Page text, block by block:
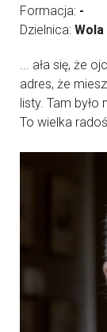
Formacja: -
Dzielnica: Wola
... ała się, że
adres, że
listy. Tam
To wielka